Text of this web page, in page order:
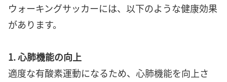
ウォーキングサッカーには、以下のような健康効果
があります。
1. 心肺機能の向上
適度な有酸素運動になるため、心肺機能を向上さ